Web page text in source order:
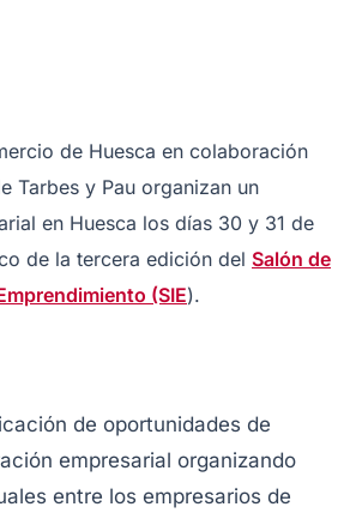
de Huesca en colaboración
Tarbes y Pau organizan un
en Huesca los días 30 y 31 de
de la tercera edición del Salón de
(SIE).
de oportunidades de
empresarial organizando
entre los empresarios de